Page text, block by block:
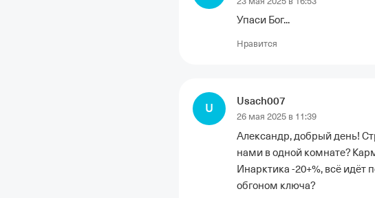
Упаси Бог...
Нравится
U
Usach007
26 мая 2025 в 11:39
Александр, добрый день!
нами в одной комнате?
Инарктика -20+%, всё идёт
обгоном ключа?